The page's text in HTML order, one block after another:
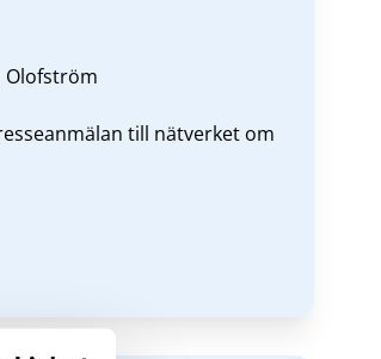
Olofström
till nätverket om